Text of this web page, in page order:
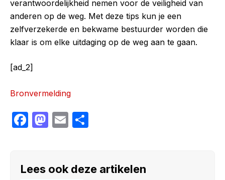
verantwoordelijkheid nemen voor de veiligheid van
anderen op de weg. Met deze tips kun je een
zelfverzekerde en bekwame bestuurder worden die
klaar is om elke uitdaging op de weg aan te gaan.
[ad_2]
Bronvermelding
F
e
M
o
E
e
Lees ook deze artikelen